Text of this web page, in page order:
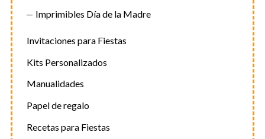
Imprimibles Día de la Madre
Invitaciones para Fiestas
Kits Personalizados
Manualidades
Papel de regalo
Recetas para Fiestas